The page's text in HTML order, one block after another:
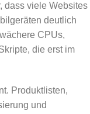
dass viele Websites
deutlich
CPUs,
die erst im
Produktlisten,
und